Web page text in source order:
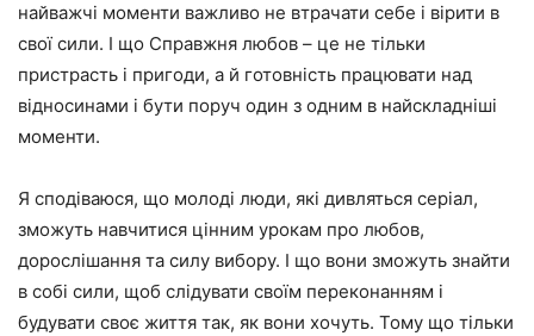
найважчі моменти важливо не втрачати себе і вірити в
свої сили. І що Справжня любов – це не тільки
пристрасть і пригоди, а й готовність працювати над
відносинами і бути поруч один з одним в найскладніші
моменти.
Я сподіваюся, що молоді люди, які дивляться серіал,
зможуть навчитися цінним урокам про любов,
дорослішання та силу вибору. І що вони зможуть знайти
в собі сили, щоб слідувати своїм переконанням і
будувати своє життя так, як вони хочуть. Тому що тільки